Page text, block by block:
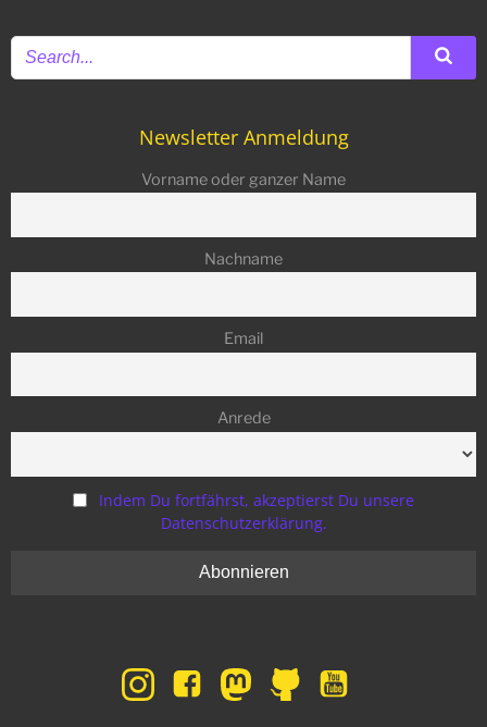
Newsletter Anmeldung
Vorname oder ganzer Name
Nachname
Email
Anrede
Indem Du fortfährst, akzeptierst Du unsere
Datenschutzerklärung.